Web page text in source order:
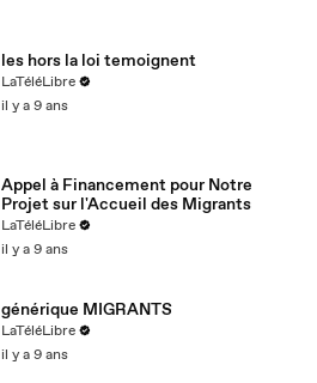
les hors la loi temoignent
LaTéléLibre
il y a 9 ans
Appel à Financement pour Notre
Projet sur l'Accueil des Migrants
LaTéléLibre
il y a 9 ans
générique MIGRANTS
LaTéléLibre
il y a 9 ans